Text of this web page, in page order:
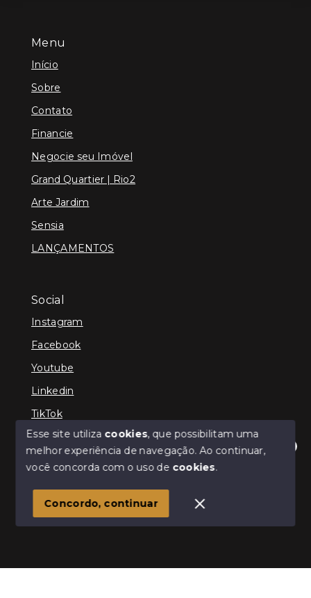
Olá! Estamos disponíveis para te ajudar.
Menu
Início
Sobre
Contato
Financie
Negocie seu Imóvel
Grand Quartier | Rio2
Arte Jardim
Sensia
LANÇAMENTOS
Social
Instagram
Facebook
Youtube
Linkedin
TikTok
© Copyright 2026 - TEFE IMÓVEIS - Todos os direitos
SITE PARA IMOBILIARIA
Esse site utiliza cookies, que possibilitam uma
melhor experiência de navegação.Ao continuar,
você concorda com o uso de cookies.
Concordo, continuar